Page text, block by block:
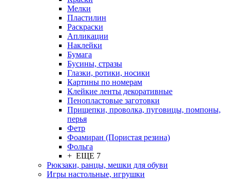
Мелки
Пластилин
Раскраски
Апликации
Наклейки
Бумага
Бусины, стразы
Глазки, ротики, носики
Картины по номерам
Клейкие ленты декоративные
Пенопластовые заготовки
Прищепки, проволка, пуговицы, помпоны,
перья
Фетр
Фоамиран (Пористая резина)
Фольга
+ ЕЩЕ 7
Рюкзаки, ранцы, мешки для обуви
Игры настольные, игрушки